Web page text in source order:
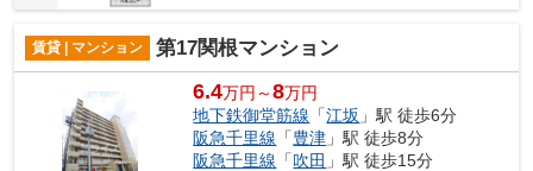
賃貸 | マンション 第17関根マンション
6.4万円～8万円
地下鉄御堂筋線 「江坂 」駅 徒歩6分
阪急千里線 「豊津 」駅 徒歩8分
阪急千里線 「吹田 」駅 徒歩15分